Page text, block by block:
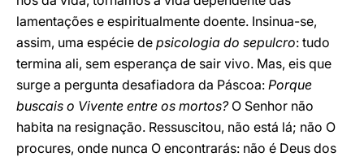
lamentações e espiritualmente doente. Insinua-se,
assim, uma espécie de psicologia do sepulcro: tudo
termina ali, sem esperança de sair vivo. Mas, eis que
surge a pergunta desafiadora da Páscoa: Porque
buscais o Vivente entre os mortos?O Senhor não
habita na resignação. Ressuscitou, não está lá; não O
procures, onde nunca O encontrarás: não é Deus dos